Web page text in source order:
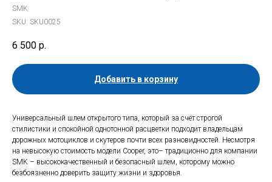
SMK
SKU: SKU0025
6 500 р.
Добавить в корзину
Универсальный шлем открытого типа, который за счёт строгой
стилистики и спокойной однотонной расцветки подходит владельцам
дорожных мотоциклов и скутеров почти всех разновидностей. Несмотря
на невысокую стоимость модели Cooper, это– традиционно для компании
SMK – высококачественный и безопасный шлем, которому можно
безбоязненно доверить защиту жизни и здоровья.